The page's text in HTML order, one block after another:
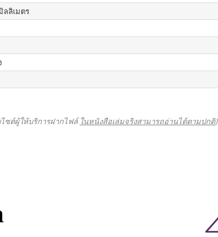
ลลิเมตร
ซต์ผู้ให้บริการฝากไฟล์ ในหนังสือเล่มจริงสามารถอ่านได้ตามปกติ)